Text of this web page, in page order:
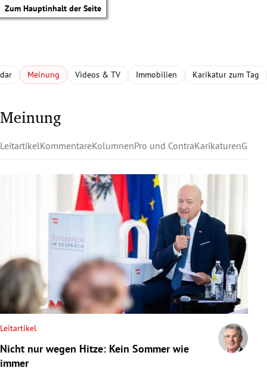
Zum Hauptinhalt der Seite
Untermenü
Untermenü
Untermenü
Untermenü
Meinung Videos & TV Immobilien Karikatur zum Tag
Meinung
LeitartikelKommentareKolumnenPro und ContraKarikaturen
Leitartikel
Nicht nur wegen Hitze: Kein Sommer wie
immer